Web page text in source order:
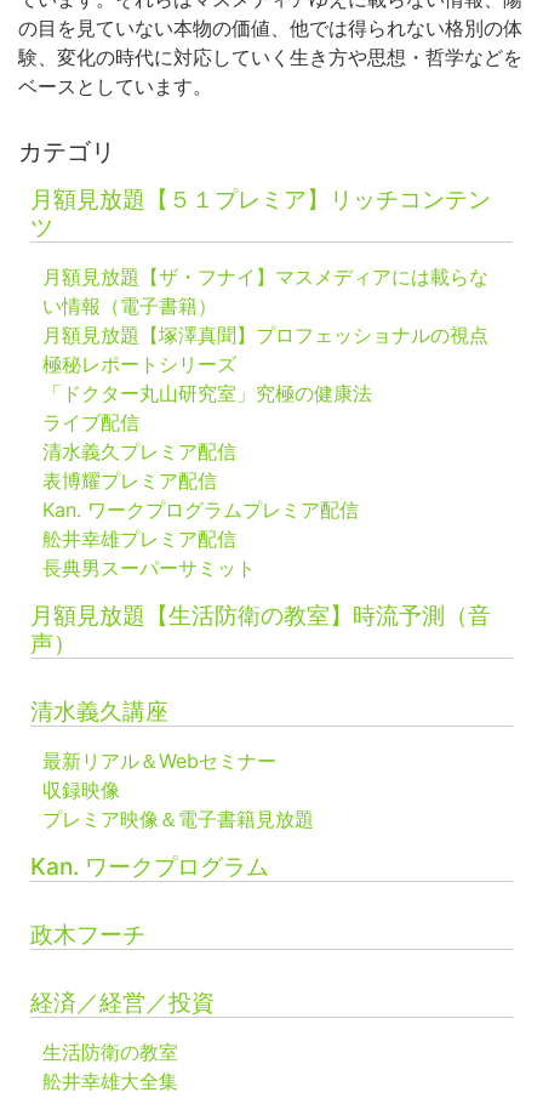
の目を見ていない本物の価値、他では得られない格別の体
験、変化の時代に対応していく生き方や思想・哲学などを
ベースとしています。
カテゴリ
月額見放題【５１プレミア】リッチコンテン
ツ
月額見放題【ザ・フナイ】マスメディアには載らな
い情報（電子書籍）
月額見放題【塚澤真聞】プロフェッショナルの視点
極秘レポートシリーズ
「ドクター丸山研究室」究極の健康法
ライブ配信
清水義久プレミア配信
表博耀プレミア配信
Kan. ワークプログラムプレミア配信
舩井幸雄プレミア配信
長典男スーパーサミット
月額見放題【生活防衛の教室】時流予測（音
声）
清水義久講座
最新リアル＆Webセミナー
収録映像
プレミア映像＆電子書籍見放題
Kan. ワークプログラム
政木フーチ
経済／経営／投資
生活防衛の教室
舩井幸雄大全集